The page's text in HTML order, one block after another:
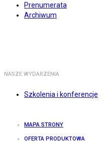
Prenumerata
Archiwum
NASZE WYDARZENIA
Szkolenia i konferencje
MAPA STRONY
OFERTA PRODUKTOWA